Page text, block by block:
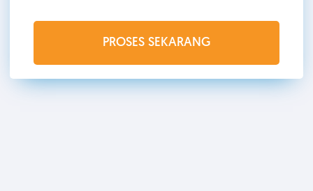
PROSES SEKARANG